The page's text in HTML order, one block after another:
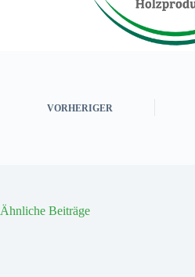
VORHERIGER
Ähnliche Beiträge